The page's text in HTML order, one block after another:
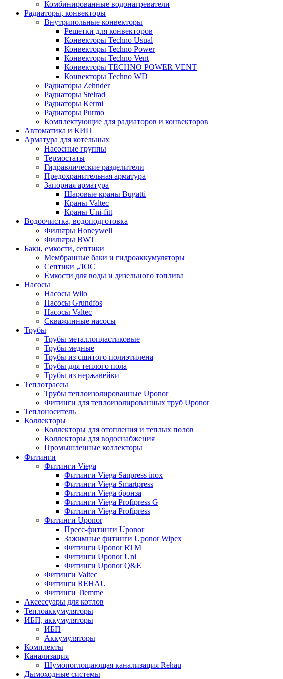
Комбинированные водонагреватели
Радиаторы, конвекторы
Внутрипольные конвекторы
Решетки для конвекторов
Конвекторы Techno Usual
Конвекторы Techno Power
Конвекторы Techno Vent
Конвекторы TECHNO POWER VENT
Конвекторы Techno WD
Радиаторы Zehnder
Радиаторы Stelrad
Радиаторы Kermi
Радиаторы Purmo
Комплектующие для радиаторов и конвекторов
Автоматика и КИП
Арматура для котельных
Насосные группы
Термостаты
Гидравлические разделители
Предохранительная арматура
Запорная арматура
Шаровые краны Bugatti
Краны Valtec
Краны Uni-fitt
Водоочистка, водоподготовка
Фильтры Honeywell
Фильтры BWT
Баки, емкости, септики
Мембранные баки и гидроаккумуляторы
Септики ,ЛОС
Ёмкости для воды и дизельного топлива
Насосы
Насосы Wilo
Насосы Grundfos
Насосы Valtec
Скважинные насосы
Трубы
Трубы металлопластиковые
Трубы медные
Трубы из сшитого полиэтилена
Трубы для теплого пола
Трубы из нержавейки
Теплотрассы
Трубы теплоизолированные Uponor
Фитинги для теплоизолированных труб Uponor
Теплоноситель
Коллекторы
Коллекторы для отопления и теплых полов
Коллекторы для водоснабжения
Промышленные коллекторы
Фитинги
Фитинги Viega
Фитинги Viega Sanpress inox
Фитинги Viega Smartpress
Фитинги Viega бронза
Фитинги Viega Profipress G
Фитинги Viega Profipress
Фитинги Uponor
Пресс-фитинги Uponor
Зажимные фитинги Uponor Wipex
Фитинги Uponor RTM
Фитинги Uponor Uni
Фитинги Uponor Q&E
Фитинги Valtec
Фитинги REHAU
Фитинги Tiemme
Аксессуары для котлов
Теплоаккумуляторы
ИБП, аккумуляторы
ИБП
Аккумуляторы
Комплекты
Канализация
Шумопоглощающая канализация Rehau
Дымоходные системы